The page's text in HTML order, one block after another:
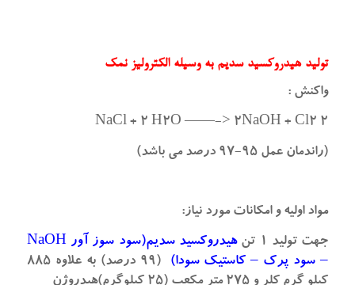
تولید هیدروکسید سدیم به وسیله الکترولیز نمک
واکنش :
۲ NaCl + 2 H2O ——-> 2NaOH + Cl2
(راندمان عمل ۹۵-۹۷ درصد می باشد)
مواد اولیه و امکانات مورد نیاز:
جهت تولید ۱ تن
هیدروکسید سدیم(سود سوز آور NaOH
– سود پرک – کاستیک سودا)
(۹۹ درصد) به علاوه ۸۸۵
کیلو گرم کلر و ۲۷۵ متر مکعب (۲۵ کیلوگرم)هیدروژن